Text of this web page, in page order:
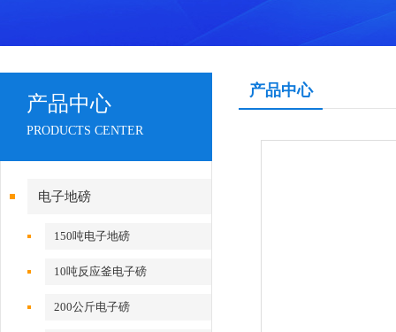
产品中心
PRODUCTS CENTER
电子地磅
150吨电子地磅
10吨反应釜电子磅
200公斤电子磅
产品中心